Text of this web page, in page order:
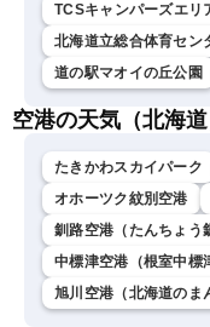
TCSキャンパーズエ
北海道立総合体育セン
道の駅マオイの丘公園
空港の天気（北海道
たきかわスカイパーク
オホーツク紋別空港
釧路空港（たんちょう
中標津空港（根室中標
旭川空港（北海道のま